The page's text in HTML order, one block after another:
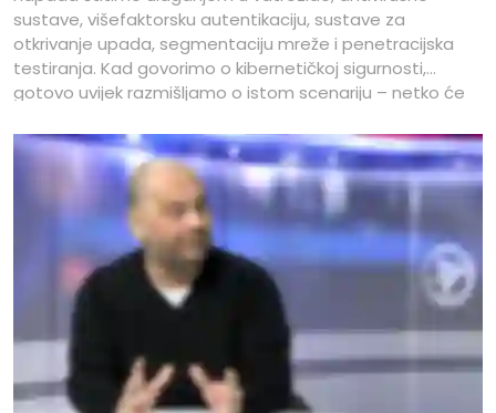
sustave, višefaktorsku autentikaciju, sustave za
otkrivanje upada, segmentaciju mreže i penetracijska
testiranja. Kad govorimo o kibernetičkoj sigurnosti,
gotovo uvijek razmišljamo o istom scenariju – netko će